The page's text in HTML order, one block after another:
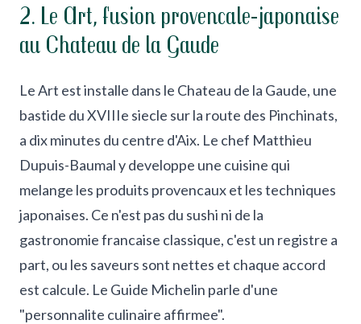
2. Le Art, fusion provencale-japonaise
au Chateau de la Gaude
Le Art est installe dans le Chateau de la Gaude, une
bastide du XVIIIe siecle sur la route des Pinchinats,
a dix minutes du centre d'Aix. Le chef Matthieu
Dupuis-Baumal y developpe une cuisine qui
melange les produits provencaux et les techniques
japonaises. Ce n'est pas du sushi ni de la
gastronomie francaise classique, c'est un registre a
part, ou les saveurs sont nettes et chaque accord
est calcule. Le Guide Michelin parle d'une
"personnalite culinaire affirmee".